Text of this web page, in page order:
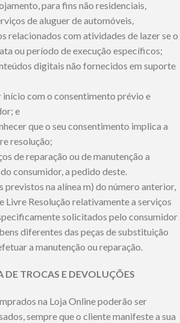
para fins não residenciais,
de aluguer de automóveis,
relacionados com atividades de lazer se o
ou período de execução específicos;
digitais não fornecidos em suporte
início com o consentimento prévio e
e
que o seu consentimento implica a
resolução;
de reparação ou de manutenção a
consumidor, a pedido deste.
previstos na alínea m) do número anterior,
Livre Resolução relativamente a serviços
solicitados pelo consumidor
diferentes das peças de substituição
a manutenção ou reparação.
TROCAS E DEVOLUÇÕES
na Loja Online poderão ser
sempre que o cliente manifeste a sua